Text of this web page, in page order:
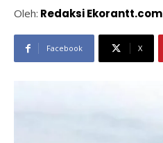
Oleh: Redaksi Ekorantt.com
Facebook X